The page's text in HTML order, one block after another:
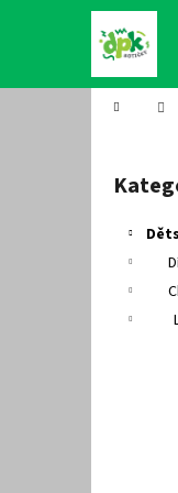
Domů
Přeskočit
kategorie
í
Zpět
do
Zpět
do